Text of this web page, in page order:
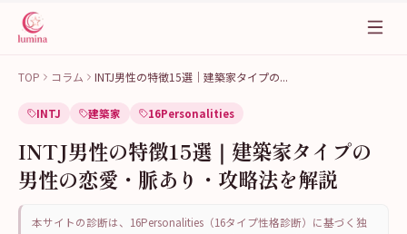
TOP コラム INTJ男性の特徴15選｜建築家タイプの...
INTJ 建築家 16Personalities
INTJ男性の特徴15選｜建築家タイプの
男性の恋愛・脈あり・攻略法を解説
本サイトの診断は、16Personalities（16タイプ性格診断）に基づく独